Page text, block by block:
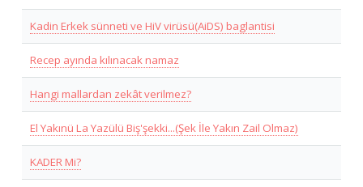
Kadin Erkek sünneti ve HiV virüsü(AiDS) baglantisi
Recep ayında kılınacak namaz
Hangi mallardan zekât verilmez?
El Yakınü La Yazülü Biş'şekki...(Şek İle Yakın Zail Olmaz)
KADER Mi?